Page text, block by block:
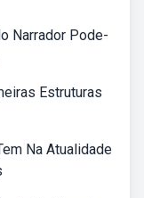
Narrador Pode-
Estruturas
Na Atualidade